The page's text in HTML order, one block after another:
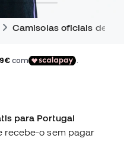
Camisolas oficiais de
para Portugal
recebe-o sem pagar